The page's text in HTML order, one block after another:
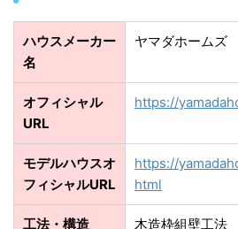
ハウスメーカー
名
ヤマダホームズ
オフィシャル
URL
https://
モデルハウスオ
フィシャルURL
https://
html
工法・構造 木造枠組壁工法